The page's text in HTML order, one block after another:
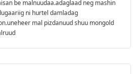
be malnuudaa.adaglaad neg mashin
ni hurtel damladag
mal pizdanuud shuu mongold